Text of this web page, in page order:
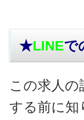
★LINEで
この求人
する前に